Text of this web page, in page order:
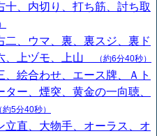
十、内切り、打ち筋、討ち取
二、ウマ、裏、裏スジ、裏ド
、上ヅモ、上山
（約6分40秒）
、絵合わせ、エース牌、Ａト
ター、煙突、黄金の一向聴、
（約5分40秒）
立直、大物手、オーラス、オ